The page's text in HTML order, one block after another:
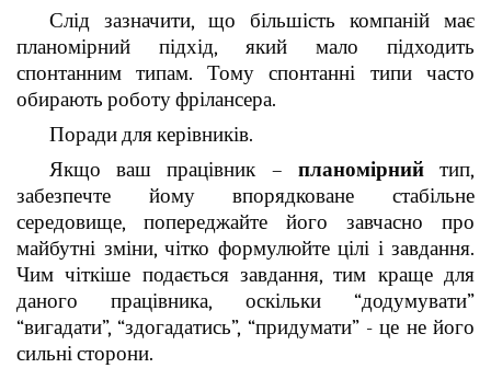
Слід зазначити, що більшість компаній має
планомірний підхід, який мало підходить
спонтанним типам. Тому спонтанні типи часто
обирають роботу фрілансера.
Поради для керівників.
Якщо ваш працівник – планомірнийтип,
забезпечте йому впорядковане стабільне
середовище, попереджайте його завчасно про
майбутні зміни, чітко формулюйте цілі і завдання.
Чим чіткіше подається завдання, тим краще для
даного працівника, оскільки “додумувати”
“вигадати”, “здогадатись”, “придумати” - це не його
сильні сторони.